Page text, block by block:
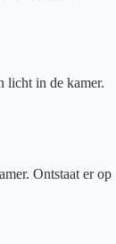
licht in de kamer.
Ontstaat er op